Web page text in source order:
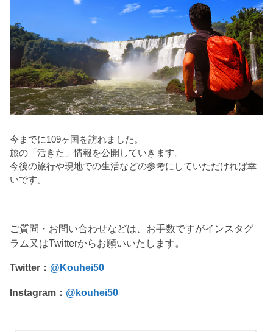
今までに109ヶ国を訪れました。
旅の「活きた」情報を公開していきます。
今後の旅行や現地での生活などの参考にしていただければ幸
いです。
ご質問・お問い合わせなどは、お手数ですがインスタグ
ラム又はTwitterからお願いいたします。
Twitter： @Kouhei50
Instagram： @kouhei50